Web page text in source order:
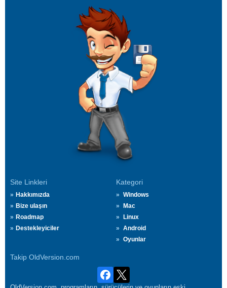
Site Linkleri
Hakkımızda
Bize ulaşın
Roadmap
Destekleyiciler
Kategori
Windows
Mac
Linux
Android
Oyunlar
Takip OldVersion.com